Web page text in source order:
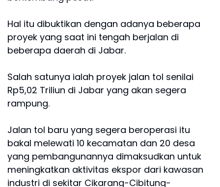
Hal itu dibuktikan dengan adanya beberapa
proyek yang saat ini tengah berjalan di
beberapa daerah di Jabar.
Salah satunya ialah proyek jalan tol senilai
Rp5,02 Triliun di Jabar yang akan segera
rampung.
Jalan tol baru yang segera beroperasi itu
bakal melewati 10 kecamatan dan 20 desa
yang pembangunannya dimaksudkan untuk
meningkatkan aktivitas ekspor dari kawasan
industri di sekitar Cikarang-Cibitung-